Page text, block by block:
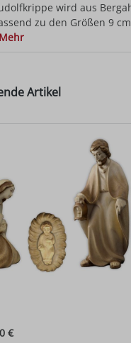
wird aus
zu den Größen 9
Mehr
Artikel
€